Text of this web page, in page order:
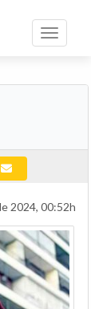
Toggle
2024, 00:52h